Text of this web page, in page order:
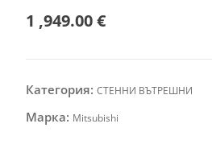
1 ,949.00€
Категория: СТЕННИ ВЪТРЕШНИ
Марка: Mitsubishi